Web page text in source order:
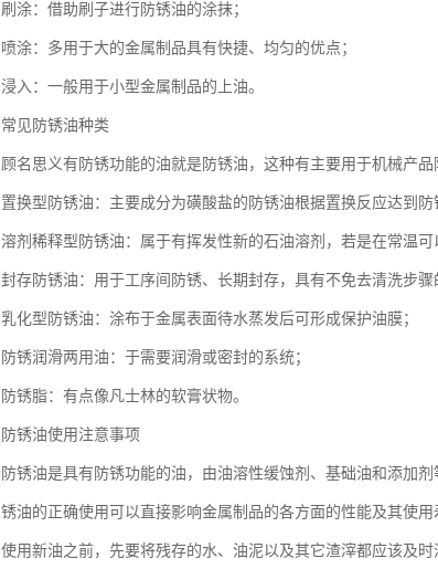
刷涂：借助刷子进行防锈油的涂抹；
喷涂：多用于大的金属制品具有快捷、均匀的优点；
浸入：一般用于小型金属制品的上油。
常见防锈油种类
顾名思义有防锈功能的油就是防锈油，这种有主要用于机械产
置换型防锈油：主要成分为磺酸盐的防锈油根据置换反应达到防
溶剂稀释型防锈油：属于有挥发性新的石油溶剂，若是在常温可
封存防锈油：用于工序间防锈、长期封存，具有不免去清洗步骤
乳化型防锈油：涂布于金属表面待水蒸发后可形成保护油膜；
防锈润滑两用油：于需要润滑或密封的系统；
防锈脂：有点像凡士林的软膏状物。
防锈油使用注意事项
防锈油是具有防锈功能的油，由油溶性缓蚀剂、基础油和添加
锈油的正确使用可以直接影响金属制品的各方面的性能及其使用
使用新油之前，先要将残存的水、油泥以及其它渣滓都应该及